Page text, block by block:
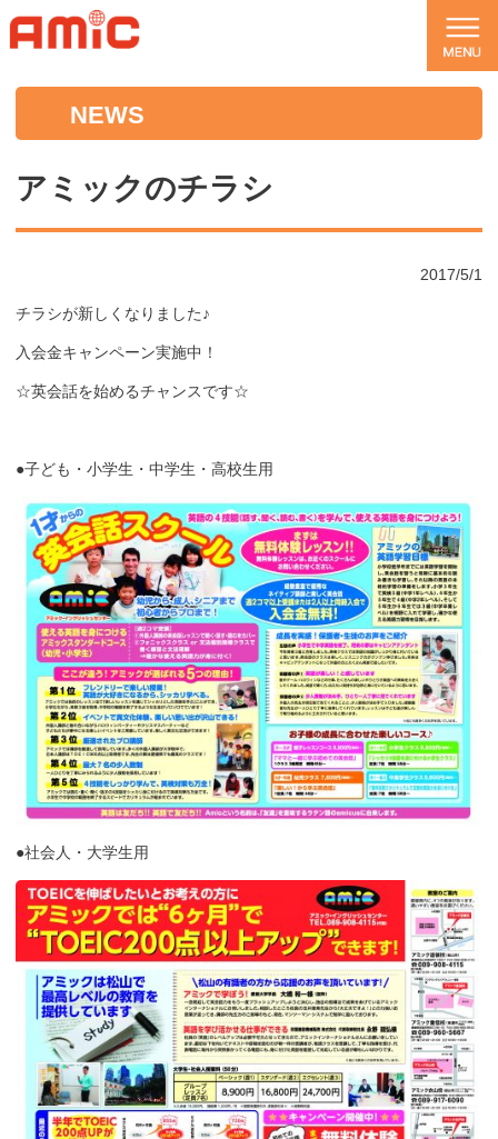
NEWS
アミックのチラシ
2017/5/1
チラシが新しくなりました♪
入会金キャンペーン実施中！
☆英会話を始めるチャンスです☆
●子ども・小学生・中学生・高校生用
●社会人・大学生用